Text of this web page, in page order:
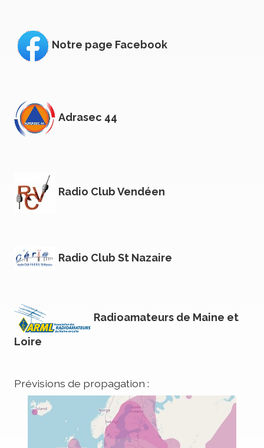
Notre page Facebook
Adrasec 44
Radio Club Vendéen
Radio Club St Nazaire
Radioamateurs de Maine et
Loire
Prévisions de propagation :